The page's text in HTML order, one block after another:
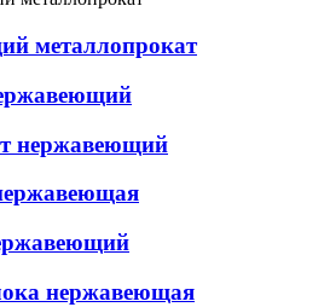
металлопрокат
нержавеющий
нержавеющая